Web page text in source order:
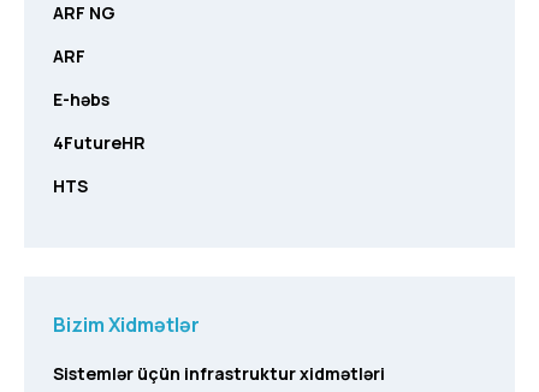
ARF NG
ARF
E-həbs
4FutureHR
HTS
Bizim Xidmətlər
Sistemlər üçün infrastruktur xidmətləri